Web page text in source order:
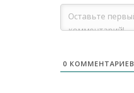
0 КОММЕНТАРИЕВ